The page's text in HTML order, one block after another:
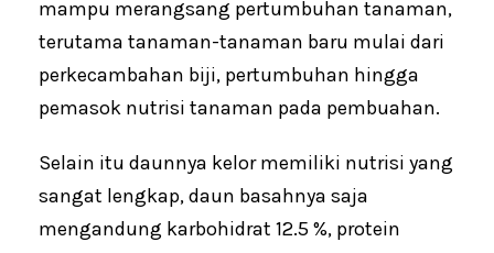
mampu merangsang pertumbuhan tanaman,
terutama tanaman-tanaman baru mulai dari
perkecambahan biji, pertumbuhan hingga
pemasok nutrisi tanaman pada pembuahan.
Selain itu daunnya kelor memiliki nutrisi yang
sangat lengkap, daun basahnya saja
mengandung karbohidrat 12.5 %, protein